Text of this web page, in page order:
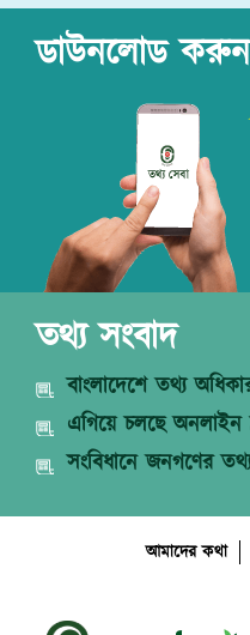
ডাউনলোড করুন
তথ্য সংবাদ
বাংলাদেশে তথ্য
এগিয়ে চলছে অনলাইন
সংবিধানে জনগণের
আমাদের কথা